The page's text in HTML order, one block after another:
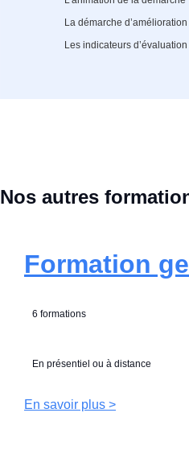
La démarche
Les indicateurs
Nos autres
Formation
6 formations
En présentiel ou à distance
En savoir plus >